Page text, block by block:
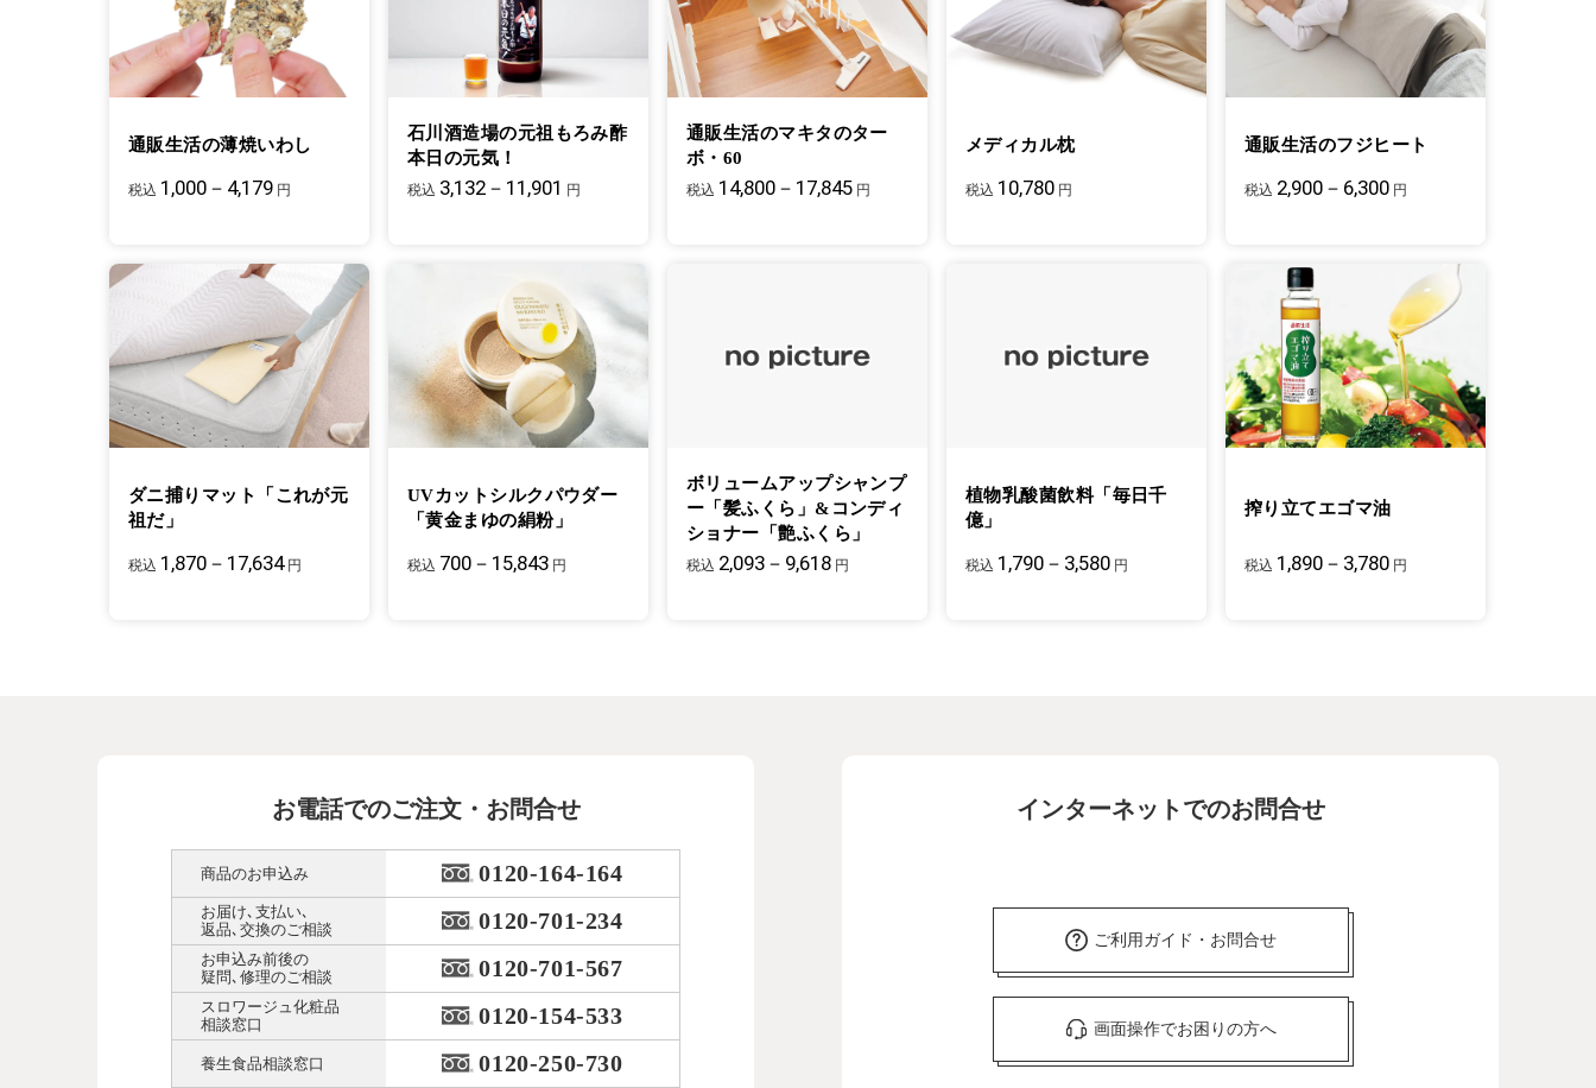
通販生活の薄焼いわし
税込 1,000－4,179 円
石川酒造場の元祖もろみ酢
本日の元気！
税込 3,132－11,901 円
通販生活のマキタのター
ボ・60
税込 14,800－17,845 円
メディカル枕
税込 10,780 円
通販生活のフジヒート
税込 2,900－6,300 円
ダニ捕りマット「これが元
祖だ」
税込 1,870－17,634 円
UVカットシルクパウダー
「黄金まゆの絹粉」
税込 700－15,843 円
ボリュームアップシャンプ
ー「髪ふくら」&コンディ
ショナー「艶ふくら」
税込 2,093－9,618 円
植物乳酸菌飲料「毎日千
億」
税込 1,790－3,580 円
搾り立てエゴマ油
税込 1,890－3,780 円
お電話でのご注文・お問合せ
商品のお申込み 0120-164-164
お届け､支払い､
返品､交換のご相談
0120-701-234
お申込み前後の
疑問､修理のご相談
0120-701-567
スロワージュ化粧品
相談窓口
0120-154-533
養生食品相談窓口 0120-250-730
インターネットでのお問合せ
ご利用ガイド・お問合せ
画面操作でお困りの方へ